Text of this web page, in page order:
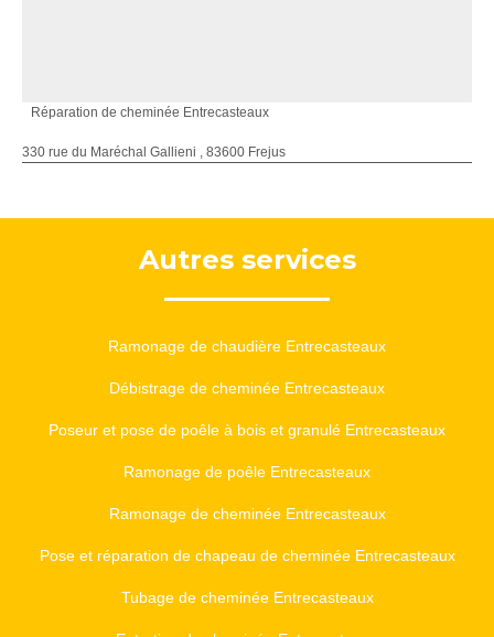
Réparation de cheminée Entrecasteaux
330 rue du Maréchal Gallieni , 83600 Frejus
Autres services
Ramonage de chaudière Entrecasteaux
Débistrage de cheminée Entrecasteaux
Poseur et pose de poêle à bois et granulé Entrecasteaux
Ramonage de poêle Entrecasteaux
Ramonage de cheminée Entrecasteaux
Pose et réparation de chapeau de cheminée Entrecasteaux
Tubage de cheminée Entrecasteaux